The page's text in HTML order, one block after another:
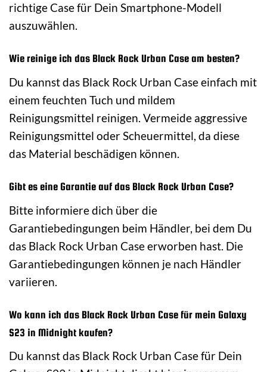
richtige Case für Dein Smartphone-Modell
auszuwählen.
Wie reinige ich das Black Rock Urban Case am besten?
Du kannst das Black Rock Urban Case einfach mit
einem feuchten Tuch und mildem
Reinigungsmittel reinigen. Vermeide aggressive
Reinigungsmittel oder Scheuermittel, da diese
das Material beschädigen können.
Gibt es eine Garantie auf das Black Rock Urban Case?
Bitte informiere dich über die
Garantiebedingungen beim Händler, bei dem Du
das Black Rock Urban Case erworben hast. Die
Garantiebedingungen können je nach Händler
variieren.
Wo kann ich das Black Rock Urban Case für mein Galaxy
S23 in Midnight kaufen?
Du kannst das Black Rock Urban Case für Dein